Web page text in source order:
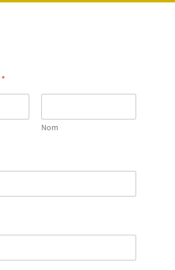
*
Nom